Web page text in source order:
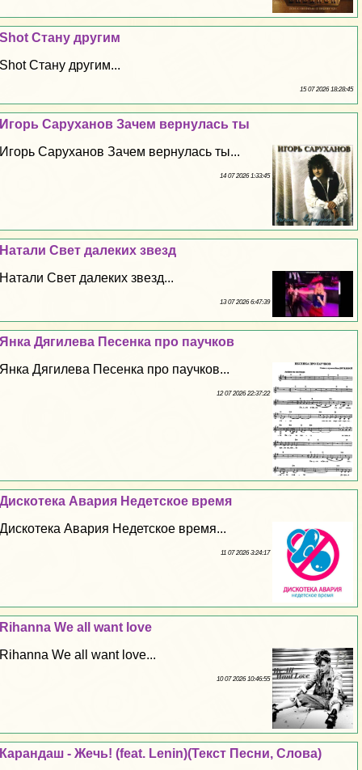
Shot Стану другим
Shot Стану другим...
15 07 2026 18:28:45
Игорь Саруханов Зачем вернулась ты
Игорь Саруханов Зачем вернулась ты...
14 07 2026 1:33:45
Натали Свет далеких звезд
Натали Свет далеких звезд...
13 07 2026 6:47:39
Янка Дягилева Песенка про паучков
Янка Дягилева Песенка про паучков...
12 07 2026 22:37:22
Дискотека Авария Недетское время
Дискотека Авария Недетское время...
11 07 2026 3:24:17
Rihanna We all want love
Rihanna We all want love...
10 07 2026 10:46:55
Карандаш - Жечь! (feat. Lenin)(Текст Песни, Слова)